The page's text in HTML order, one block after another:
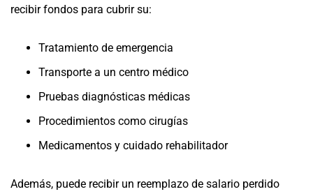
recibir fondos para cubrir su:
Tratamiento de emergencia
Transporte a un centro médico
Pruebas diagnósticas médicas
Procedimientos como cirugías
Medicamentos y cuidado rehabilitador
Además, puede recibir un reemplazo de salario perdido